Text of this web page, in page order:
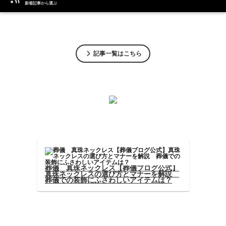
新着記事から選ぶ
記事一覧はこちら
葬儀 真珠ネックレス【葬儀ブログ公式】
真珠ネックレスの選び方とマナーを解説
葬儀での装飾にふさわしいアイテムは？